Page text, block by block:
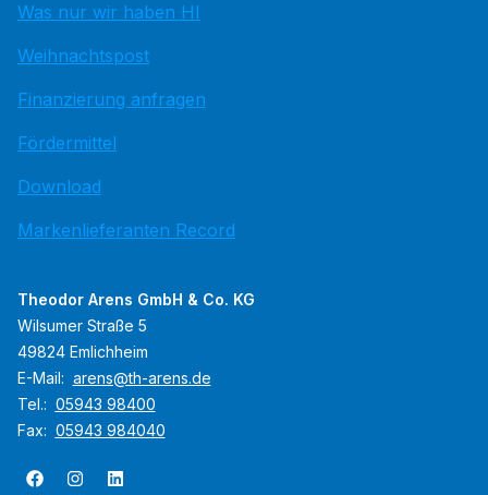
Was nur wir haben HI
Weihnachtspost
Finanzierung anfragen
Fördermittel
Download
Markenlieferanten Record
Theodor Arens GmbH & Co. KG
Wilsumer Straße 5
49824 Emlichheim
E-Mail: arens@th-arens.de
Tel.: 05943 98400
Fax: 05943 984040